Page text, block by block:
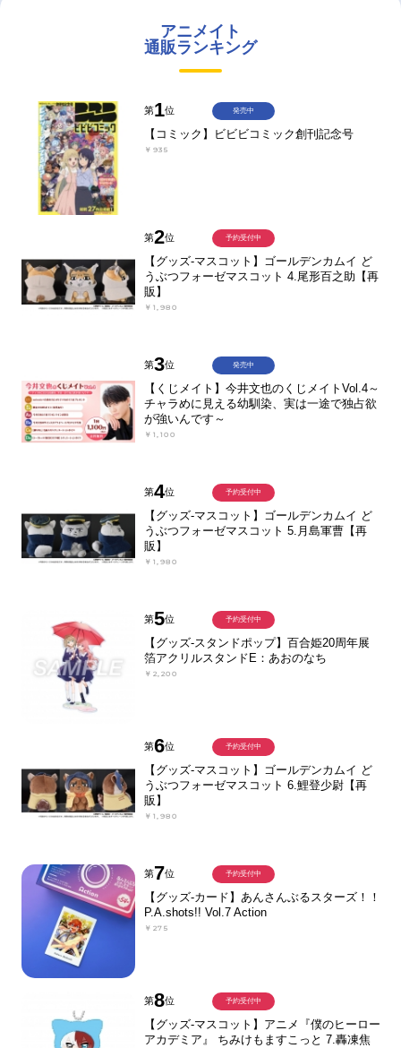
アニメイト
通販ランキング
第1位
【コミック】ビビビコミック創刊記念号
￥935
発売中
第2位
【グッズ-マスコット】ゴールデンカムイ ど
うぶつフォーゼマスコット 4.尾形百之助【再
販】
￥1,980
予約受付中
第3位
【くじメイト】今井文也のくじメイトVol.4～
チャラめに見える幼馴染、実は一途で独占欲
が強いんです～
￥1,100
発売中
第4位
【グッズ-マスコット】ゴールデンカムイ ど
うぶつフォーゼマスコット 5.月島軍曹【再
販】
￥1,980
予約受付中
第5位
【グッズ-スタンドポップ】百合姫20周年展
箔アクリルスタンドE：あおのなち
￥2,200
予約受付中
第6位
【グッズ-マスコット】ゴールデンカムイ ど
うぶつフォーゼマスコット 6.鯉登少尉【再
販】
￥1,980
予約受付中
第7位
【グッズ-カード】あんさんぶるスターズ！！
P.A.shots!! Vol.7 Action
￥275
予約受付中
第8位
【グッズ-マスコット】アニメ『僕のヒーロー
アカデミア』 ちみけもますこっと 7.轟凍焦
予約受付中